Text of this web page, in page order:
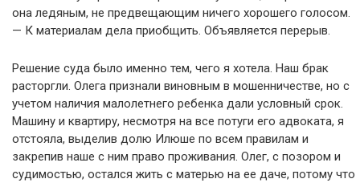
она ледяным, не предвещающим ничего хорошего голосом.
— К материалам дела приобщить. Объявляется перерыв.
Решение суда было именно тем, чего я хотела. Наш брак
расторгли. Олега признали виновным в мошенничестве, но с
учетом наличия малолетнего ребенка дали условный срок.
Машину и квартиру, несмотря на все потуги его адвоката, я
отстояла, выделив долю Илюше по всем правилам и
закрепив наше с ним право проживания. Олег, с позором и
судимостью, остался жить с матерью на ее даче, потому что